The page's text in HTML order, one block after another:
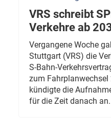
VRS schreibt
Verkehre ab
Vergangene Woche
Stuttgart (VRS) die
S-Bahn-
zum
kündigte die
für die Zeit danach an.